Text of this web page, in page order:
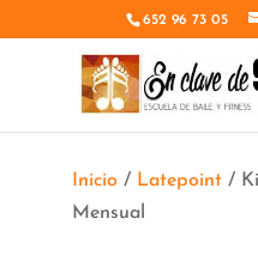
652 96 73 05
Inicio / Latepoint/
Mensual